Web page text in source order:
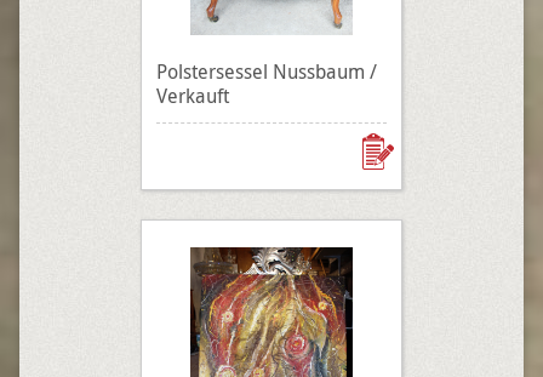
Polstersessel Nussbaum /
Verkauft